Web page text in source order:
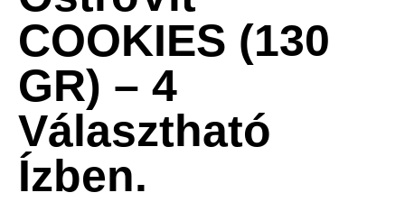
COOKIES (130
GR) – 4
Választható
Ízben.